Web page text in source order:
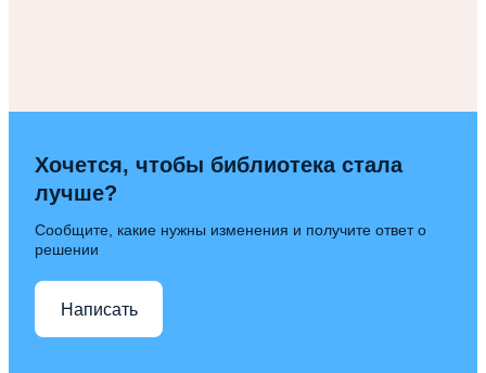
Хочется, чтобы библиотека стала
лучше?
Сообщите, какие нужны изменения и получите ответ о
решении
Написать